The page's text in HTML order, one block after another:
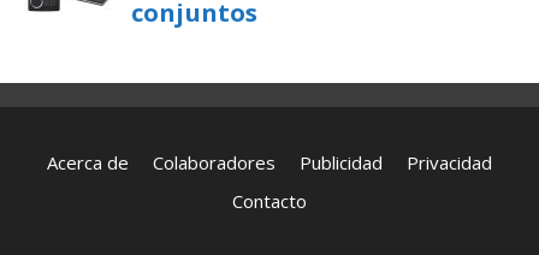
Acerca de Colaboradores Publicidad
Privacidad
Contacto